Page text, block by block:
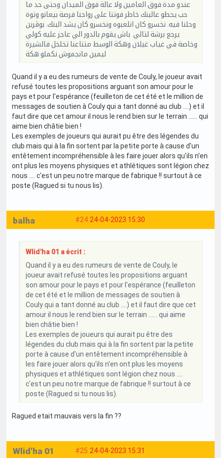
عندو مدة فوق العامين ولا عالة فوق الميدان وحتى حد ما
حب يحطو عالبنك خاطر فوتنا على رواحنا فرصة بيعانو وتوة
وحلنا فيه. نخسرو كان انلعبوه ونخسرو كان يشد البنك. بوڨرين
يرجع برشة لتالي باش يقوم بالدور الي عاجز عليه كولي
وخاصة في غياب غيلان وهكة الوسط متناعنا تخلخل فالشيرة
ليمين مانجموش نكملو هكة
Quand il y a eu des rumeurs de vente de Couly, le joueur avait
refusé toutes les propositions arguant son amour pour le
pays et pour l'espérance (feuilleton de cet été et le million de
messages de soutien à Couly qui a tant donné au club ....) et il
faut dire que cet amour il nous le rend bien sur le terrain ...... qui
aime bien châtie bien !
Les exemples de joueurs qui aurait pu être des légendes du
club mais qui à la fin sortent par la petite porte à cause d'un
entêtement incompréhensible à les faire jouer alors qu'ils n'en
ont plus les moyens physiques et athlétiques sont légion chez
nous .... c'est un peu notre marque de fabrique !! surtout à ce
poste (Ragued si tu nous lis).
#24 24-04-2023 15:30
balha
Wlid'ha 01 a écrit :
Quand il y a eu des rumeurs de vente de Couly, le
joueur avait refusé toutes les propositions arguant
son amour pour le pays et pour l'espérance (feuilleton
de cet été et le million de messages de soutien à
Couly qui a tant donné au club ....) et il faut dire que cet
amour il nous le rend bien sur le terrain ...... qui aime
bien châtie bien !
Les exemples de joueurs qui aurait pu être des
légendes du club mais qui à la fin sortent par la petite
porte à cause d'un entêtement incompréhensible à
les faire jouer alors qu'ils n'en ont plus les moyens
physiques et athlétiques sont légion chez nous ....
c'est un peu notre marque de fabrique !! surtout à ce
poste (Ragued si tu nous lis).
Ragued etait mauvais vers la fin ??
#25 24-04-2023 15:31
Wlid'ha 01